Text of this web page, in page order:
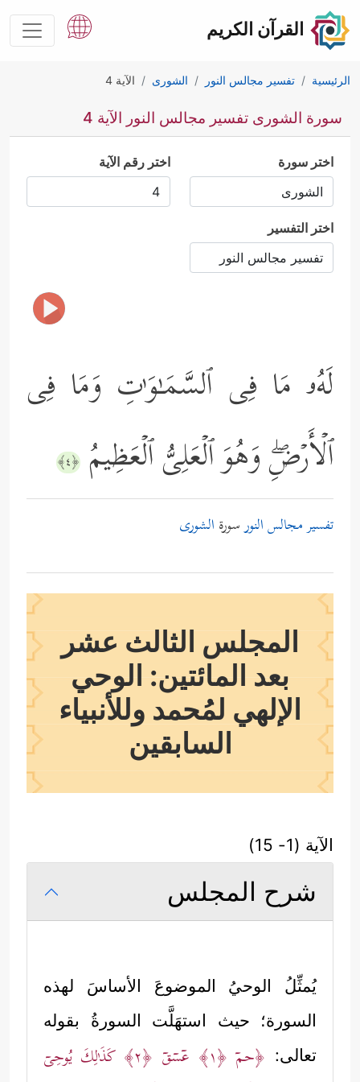
القرآن الكريم
الرئيسية تفسير مجالس النور الشورى الآية 4
سورة الشورى تفسير مجالس النور الآية 4
اختر سورة اختر رقم الآية
اختر التفسير
لَهُۥ مَا فِی ٱلسَّمَـٰوَ ٰ⁠تِ وَمَا فِی
ٱلۡأَرۡضِۖ وَهُوَ ٱلۡعَلِیُّ ٱلۡعَظِیمُ ﴿٤﴾
تفسير مجالس النورسورة الشورى
المجلس الثالث عشر
بعد المائتين: الوحي
الإلهي لمُحمد وللأنبياء
السابقين
الآية (1- 15)
شرح المجلس
يُمثِّلُ الوحيُ الموضوعَ الأساسَ لهذه
السورة؛ حيث استهَلَّت السورةُ بقوله
تعالى: ﴿حمۤ ﴿١﴾ عۤسۤقۤ ﴿٢﴾
كَذَ ٰ⁠لِكَ یُوحِیۤ